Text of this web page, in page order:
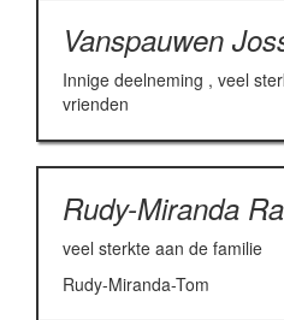
Vanspauwen
Innige deelneming , veel
vrienden
Rudy-Miranda
veel sterkte aan de familie
Rudy-Miranda-Tom